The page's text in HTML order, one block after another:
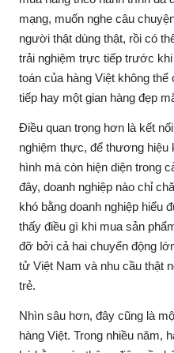
mạng, muốn nghe câu
người thật dùng thật, rồi có
trải nghiệm trực tiếp trước
toán của hàng Việt không
tiếp hay một gian hàng đẹp
Điều quan trọng hơn là kết
nghiệm thực, để thương hiệu
hình mà còn hiện diện trong
đây, doanh nghiệp nào chỉ
khó bằng doanh nghiệp hiểu
thấy điều gì khi mua sản
đỡ bởi cả hai chuyển động
tử Việt Nam và nhu cầu thật
trẻ.
Nhìn sâu hơn, đây cũng là
hàng Việt. Trong nhiều năm,